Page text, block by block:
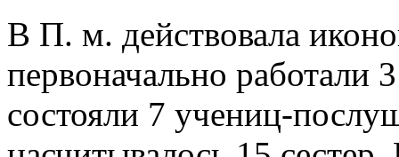
В П. м. действовала
первоначально работали
состояли 7 учениц-